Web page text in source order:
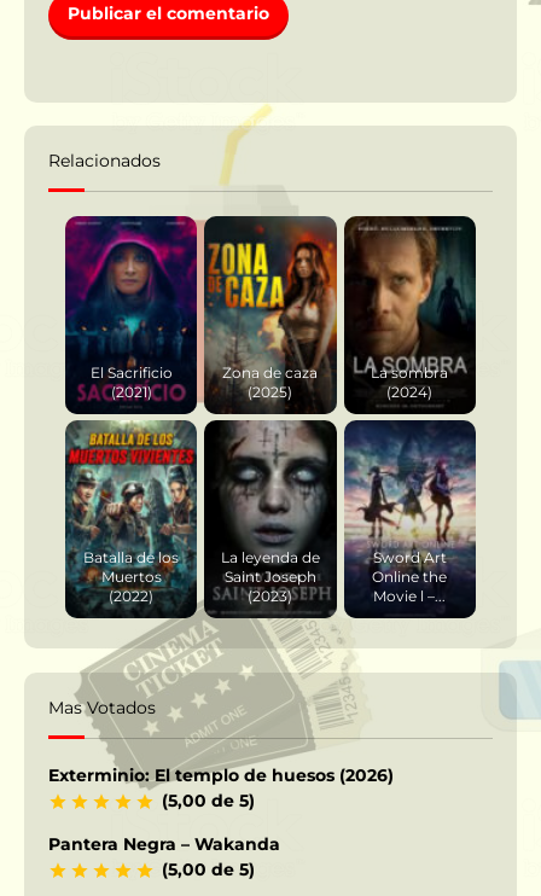
Relacionados
El Sacrificio
(2021)
Zona de caza
(2025)
La sombra
(2024)
Batalla de los
Muertos
(2022)
La leyenda de
Saint Joseph
(2023)
Sword Art
Online the
Movie l –...
Mas Votados
Exterminio: El templo de huesos (2026)
(5,00 de 5)
Pantera Negra – Wakanda
(5,00 de 5)